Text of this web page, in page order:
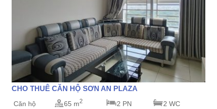
CHO THUÊ CĂN HỘ SƠN AN PLAZA
Căn hộ 65 m2 2 PN 2 WC